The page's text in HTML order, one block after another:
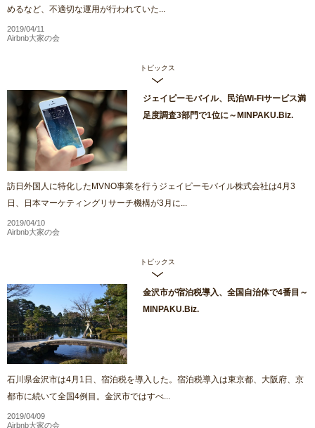
めるなど、不適切な運用が行われていた...
2019/04/11
Airbnb大家の会
トピックス
ジェイピーモバイル、民泊Wi-Fiサービス満
足度調査3部門で1位に～MINPAKU.Biz.
訪日外国人に特化したMVNO事業を行うジェイピーモバイル株式会社は4月3
日、日本マーケティングリサーチ機構が3月に...
2019/04/10
Airbnb大家の会
トピックス
金沢市が宿泊税導入、全国自治体で4番目～
MINPAKU.Biz.
石川県金沢市は4月1日、宿泊税を導入した。宿泊税導入は東京都、大阪府、京
都市に続いて全国4例目。金沢市ではすべ...
2019/04/09
Airbnb大家の会